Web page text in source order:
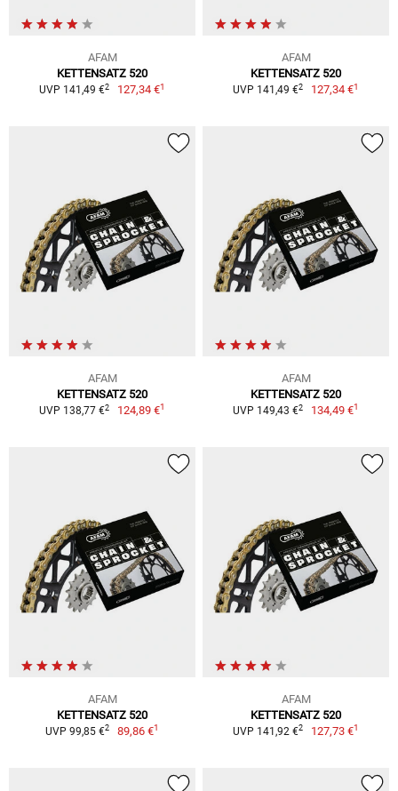
AFAM
KETTENSATZ 520
UVP 141,49 €2 127,34 €1
AFAM
KETTENSATZ 520
UVP 141,49 €2 127,34 €1
AFAM
KETTENSATZ 520
UVP 138,77 €2 124,89 €1
AFAM
KETTENSATZ 520
UVP 149,43 €2 134,49 €1
AFAM
KETTENSATZ 520
UVP 99,85 €2 89,86 €1
AFAM
KETTENSATZ 520
UVP 141,92 €2 127,73 €1